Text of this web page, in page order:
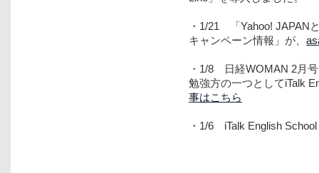
・1/21 「Yahoo! JAPAN
キャンペーン情報」が、
・1/8 日経WOMAN 2月
勉強方の一つとしてiTalk
事はこちら
・1/6 iTalk English